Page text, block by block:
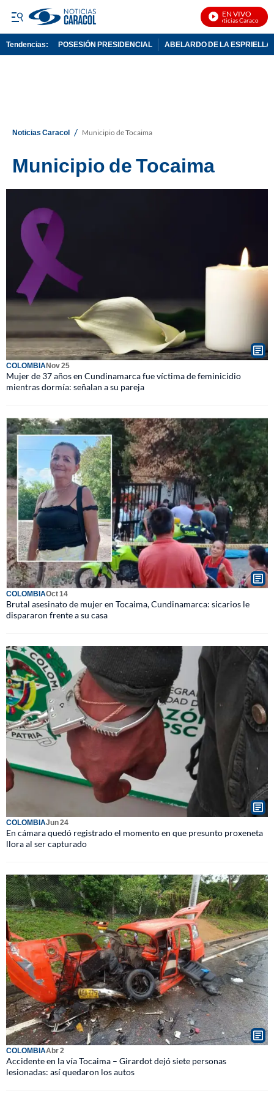
EN VIVO
Noticias Caracol En
Tendencias: POSESIÓN PRESIDENCIAL ABELARDO DE LA ESPRIELLA
Noticias Caracol / Municipio de Tocaima
Municipio de Tocaima
COLOMBIANov 25
Mujer de 37 años en Cundinamarca fue víctima de feminicidio
mientras dormía: señalan a su pareja
COLOMBIAOct 14
Brutal asesinato de mujer en Tocaima, Cundinamarca: sicarios le
dispararon frente a su casa
COLOMBIAJun 24
En cámara quedó registrado el momento en que presunto proxeneta
llora al ser capturado
COLOMBIAAbr 2
Accidente en la vía Tocaima – Girardot dejó siete personas
lesionadas: así quedaron los autos